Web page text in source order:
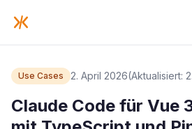
Use Cases 2. April 2026(Aktualisiert:
Claude Code für Vue